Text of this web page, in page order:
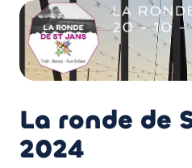
La ronde de
2024